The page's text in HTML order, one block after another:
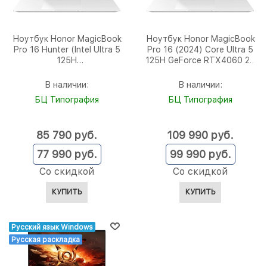
Ноутбук Honor MagicBook
Pro 16 Hunter (Intel Ultra 5
125H
Gb/1024Gb/Intel Arc
(5301AJBN)
В наличии:
БЦ Типография
77 990 руб.
Со скидкой
85 790 руб.
КУПИТЬ
Ноутбук Honor MagicBook
Pro 16 (2024) Core Ultra 5
125H GeForce RTX4060 24
В наличии:
БЦ Типография
99 990 руб.
Со скидкой
109 990 руб.
КУПИТЬ
Русский язык Windows
Русская раскладка